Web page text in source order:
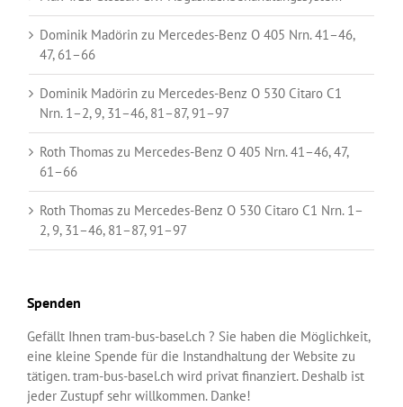
Dominik Madörin zu Mercedes-Benz O 405 Nrn. 41–46,
47, 61–66
Dominik Madörin zu Mercedes-Benz O 530 Citaro C1
Nrn. 1–2, 9, 31–46, 81–87, 91–97
Roth Thomas zu Mercedes-Benz O 405 Nrn. 41–46, 47,
61–66
Roth Thomas zu Mercedes-Benz O 530 Citaro C1 Nrn. 1–
2, 9, 31–46, 81–87, 91–97
Spenden
Gefällt Ihnen tram-bus-basel.ch ? Sie haben die Möglichkeit,
eine kleine Spende für die Instandhaltung der Website zu
tätigen. tram-bus-basel.ch wird privat finanziert. Deshalb ist
jeder Zustupf sehr willkommen. Danke!